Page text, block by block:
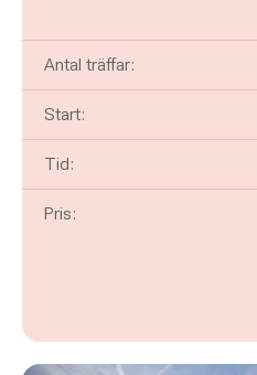
Antal träffar:
Start:
Tid:
Pris: